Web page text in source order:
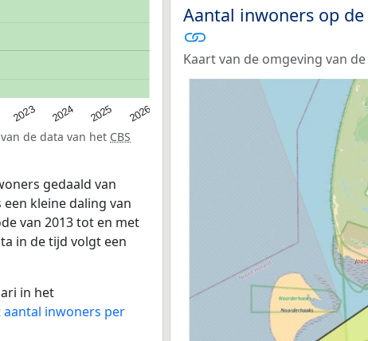
2023 2024 2025 2026
de data van het CBS
gedaald van
kleine daling van
van 2013 tot en met
in de tijd volgt een
in het
inwoners per
Aantal inwoners op
Kaart van de omgeving van